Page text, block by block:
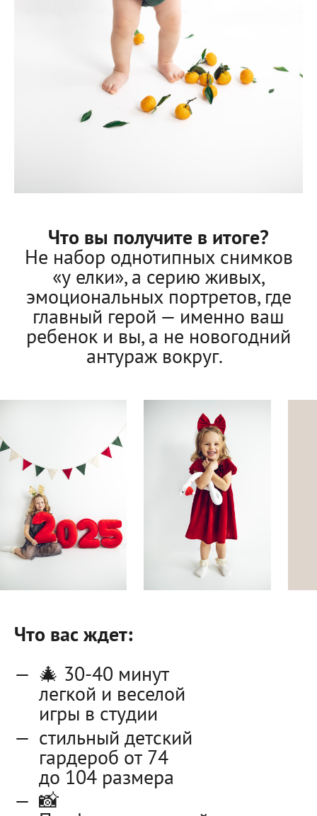
Что вы получите в итоге?
Не набор однотипных снимков
«у елки», а серию живых,
эмоциональных портретов, где
главный герой — именно ваш
ребенок и вы, а не новогодний
антураж вокруг.
Что вас ждет:
🎄 30-40 минут
легкой и веселой
игры в студии
стильный детский
гардероб от 74
до 104 размера
📸